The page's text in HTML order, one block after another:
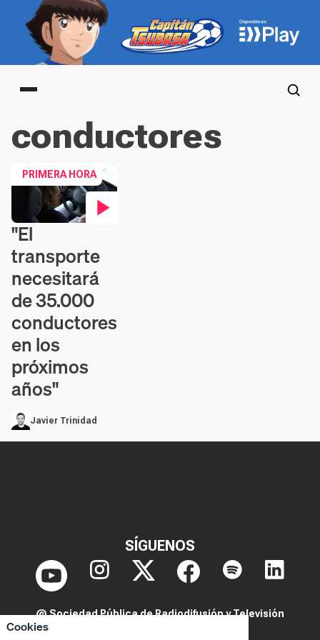
Cookies
Main menu
conductores
PRIMERA HORA
Contenido en vídeo
"El
transporte
necesitará
de 35.000
conductores
en los
próximos
años"
Javier Trinidad
SÍGUENOS
@ Sociedad Pública de Radiodifusión y Televisión